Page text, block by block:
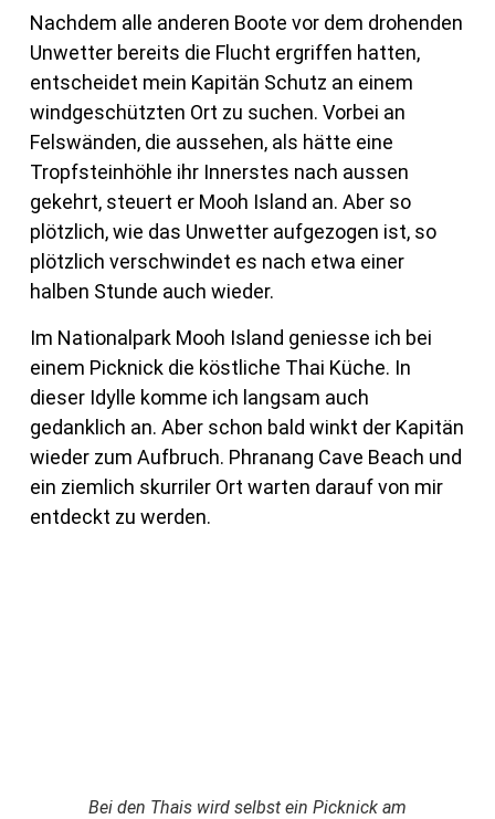
Nachdem alle anderen Boote vor dem drohenden
Unwetter bereits die Flucht ergriffen hatten,
entscheidet mein Kapitän Schutz an einem
windgeschützten Ort zu suchen. Vorbei an
Felswänden, die aussehen, als hätte eine
Tropfsteinhöhle ihr Innerstes nach aussen
gekehrt, steuert er Mooh Island an. Aber so
plötzlich, wie das Unwetter aufgezogen ist, so
plötzlich verschwindet es nach etwa einer
halben Stunde auch wieder.
Im Nationalpark Mooh Island geniesse ich bei
einem Picknick die köstliche Thai Küche. In
dieser Idylle komme ich langsam auch
gedanklich an. Aber schon bald winkt der Kapitän
wieder zum Aufbruch. Phranang Cave Beach und
ein ziemlich skurriler Ort warten darauf von mir
entdeckt zu werden.
Bei den Thais wird selbst ein Picknick am